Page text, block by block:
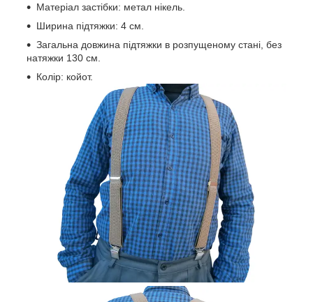
Матеріал застібки: метал нікель.
Ширина підтяжки: 4 см.
Загальна довжина підтяжки в розпущеному стані, без
натяжки 130 см.
Колір: койот.